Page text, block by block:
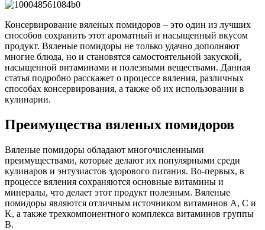
Консервирование вяленых помидоров – это один из лучших
способов сохранить этот ароматный и насыщенный вкусом
продукт. Вяленые помидоры не только удачно дополняют
многие блюда, но и становятся самостоятельной закуской,
насыщенной витаминами и полезными веществами. Данная
статья подробно расскажет о процессе вяления, различных
способах консервирования, а также об их использовании в
кулинарии.
Преимущества вяленых помидоров
Вяленые помидоры обладают многочисленными
преимуществами, которые делают их популярными среди
кулинаров и энтузиастов здорового питания. Во-первых, в
процессе вяления сохраняются основные витамины и
минералы, что делает этот продукт полезным. Вяленые
помидоры являются отличным источником витаминов A, C и
K, а также трехкомпонентного комплекса витаминов группы
B.